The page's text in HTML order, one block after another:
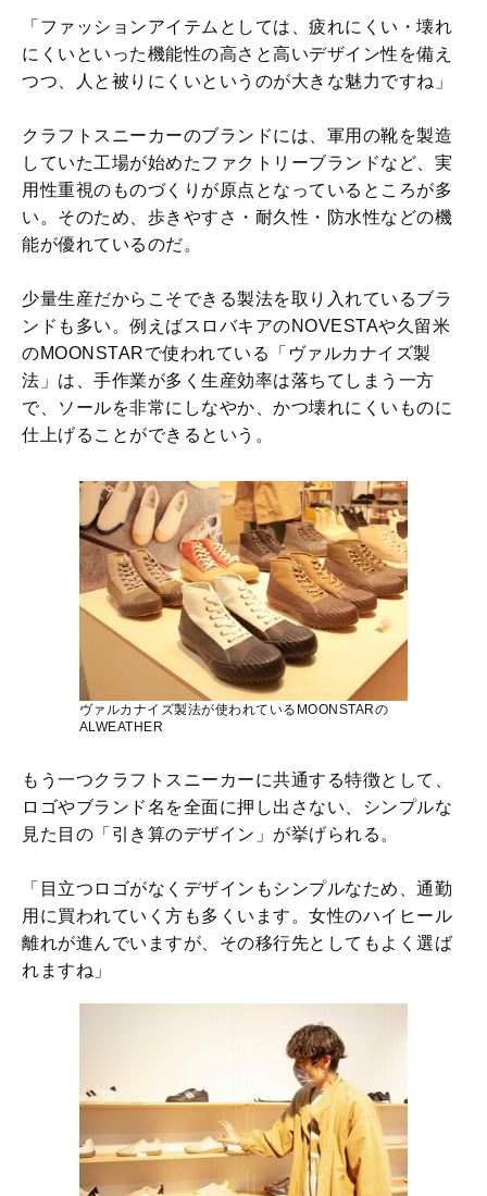
「ファッションアイテムとしては、疲れにくい・壊れ
にくいといった機能性の高さと高いデザイン性を備え
つつ、人と被りにくいというのが大きな魅力ですね」
クラフトスニーカーのブランドには、軍用の靴を製造
していた工場が始めたファクトリーブランドなど、実
用性重視のものづくりが原点となっているところが多
い。そのため、歩きやすさ・耐久性・防水性などの機
能が優れているのだ。
少量生産だからこそできる製法を取り入れているブラ
ンドも多い。例えばスロバキアのNOVESTAや久留米
のMOONSTARで使われている「ヴァルカナイズ製
法」は、手作業が多く生産効率は落ちてしまう一方
で、ソールを非常にしなやか、かつ壊れにくいものに
仕上げることができるという。
ヴァルカナイズ製法が使われているMOONSTARの
ALWEATHER
もう一つクラフトスニーカーに共通する特徴として、
ロゴやブランド名を全面に押し出さない、シンプルな
見た目の「引き算のデザイン」が挙げられる。
「目立つロゴがなくデザインもシンプルなため、通勤
用に買われていく方も多くいます。女性のハイヒール
離れが進んでいますが、その移行先としてもよく選ば
れますね」